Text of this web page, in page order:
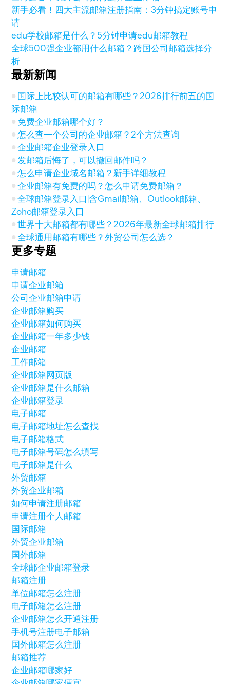
新手必看！四大主流邮箱注册指南：3分钟搞定账号申
请
edu学校邮箱是什么？5分钟申请edu邮箱教程
全球500强企业都用什么邮箱？跨国公司邮箱选择分
析
最新新闻
国际上比较认可的邮箱有哪些？2026排行前五的国
际邮箱
免费企业邮箱哪个好？
怎么查一个公司的企业邮箱？2个方法查询
企业邮箱企业登录入口
发邮箱后悔了，可以撤回邮件吗？
怎么申请企业域名邮箱？新手详细教程
企业邮箱有免费的吗？怎么申请免费邮箱？
全球邮箱登录入口|含Gmail邮箱、Outlook邮箱、
Zoho邮箱登录入口
世界十大邮箱都有哪些？2026年最新全球邮箱排行
全球通用邮箱有哪些？外贸公司怎么选？
更多专题
申请邮箱
申请企业邮箱
公司企业邮箱申请
企业邮箱购买
企业邮箱如何购买
企业邮箱一年多少钱
企业邮箱
工作邮箱
企业邮箱网页版
企业邮箱是什么邮箱
企业邮箱登录
电子邮箱
电子邮箱地址怎么查找
电子邮箱格式
电子邮箱号码怎么填写
电子邮箱是什么
外贸邮箱
外贸企业邮箱
如何申请注册邮箱
申请注册个人邮箱
国际邮箱
外贸企业邮箱
国外邮箱
全球邮企业邮箱登录
邮箱注册
单位邮箱怎么注册
电子邮箱怎么注册
企业邮箱怎么开通注册
手机号注册电子邮箱
国外邮箱怎么注册
邮箱推荐
企业邮箱哪家好